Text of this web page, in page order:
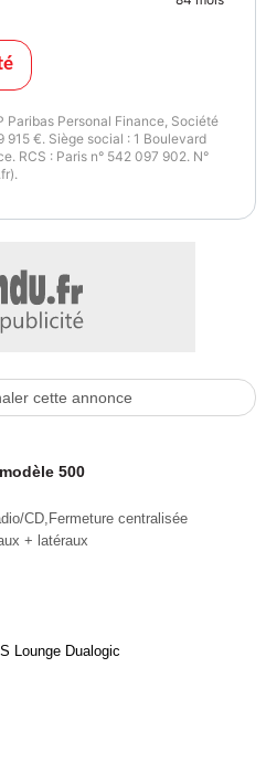
(ESP)
(ABS)
d'identification (VIN)
Paribas Personal Finance, Société
915 €. Siège social : 1 Boulevard
RCS : Paris n° 542 097 902. N°
cette annonce
500
CD,Fermeture centralisée
+ latéraux
Lounge Dualogic